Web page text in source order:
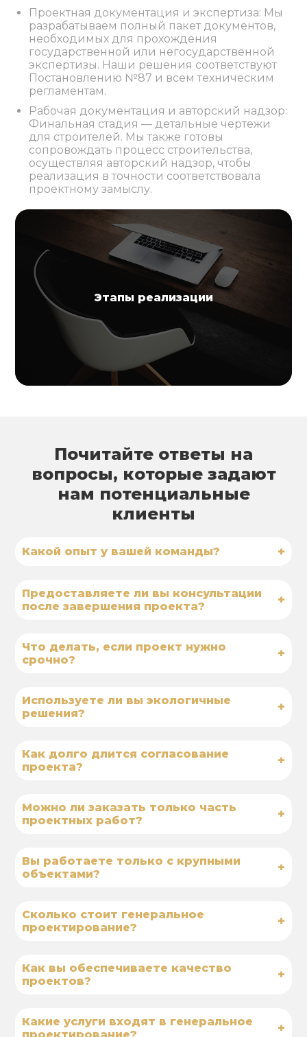
Этапы реализации
Проектная документация и экспертиза: Мы
разрабатываем полный пакет документов,
необходимых для прохождения
государственной или негосударственной
экспертизы. Наши решения соответствуют
Постановлению №87 и всем техническим
регламентам.
Рабочая документация и авторский надзор:
Финальная стадия — детальные чертежи
для строителей. Мы также готовы
сопровождать процесс строительства,
осуществляя авторский надзор, чтобы
реализация в точности соответствовала
проектному замыслу.
Почитайте ответы на
вопросы, которые задают
нам потенциальные
клиенты
Какой опыт у вашей команды? +
Предоставляете ли вы консультации
после завершения проекта?
+
Что делать, если проект нужно
срочно?
+
Используете ли вы экологичные
решения?
+
Как долго длится согласование
проекта?
+
Можно ли заказать только часть
проектных работ?
+
Вы работаете только с крупными
объектами?
+
Сколько стоит генеральное
проектирование?
+
Как вы обеспечиваете качество
проектов?
+
Какие услуги входят в генеральное
проектирование?
+